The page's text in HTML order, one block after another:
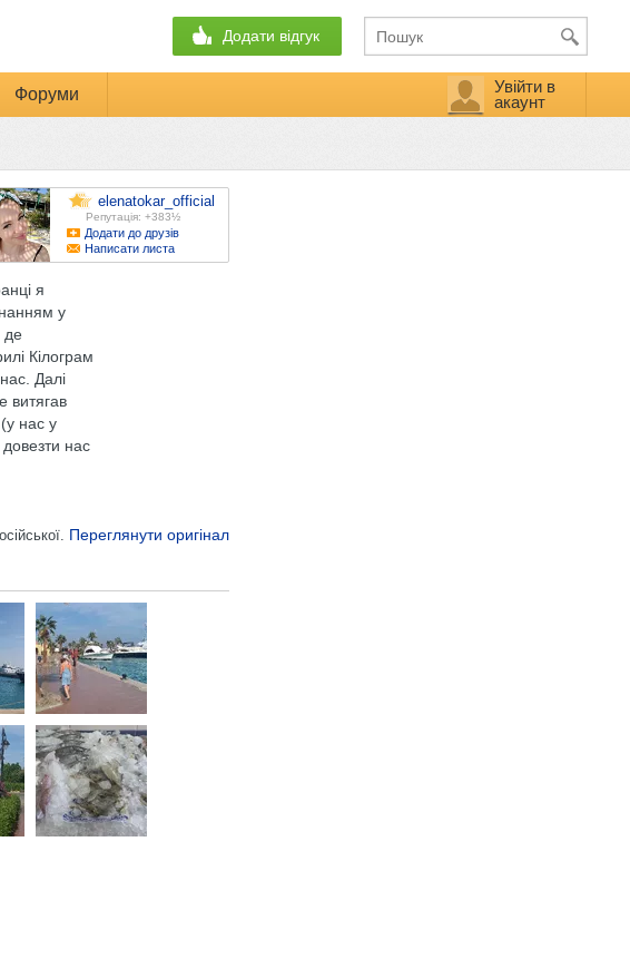
Додати відгук
Форуми
Увійти в
акаунт
elenatokar_official
Репутація: +383½
Додати до друзів
Написати листа
я
у
де
Кілограм
Далі
витягав
нас у
довезти нас
Переглянути оригінал